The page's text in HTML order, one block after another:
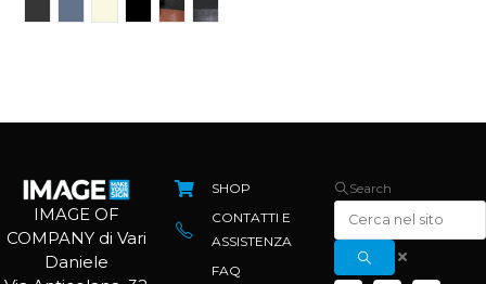
IMAGE OF
COMPANY di Vari
Daniele
SHOP
CONTATTI E
ASSISTENZA
FAQ
Search